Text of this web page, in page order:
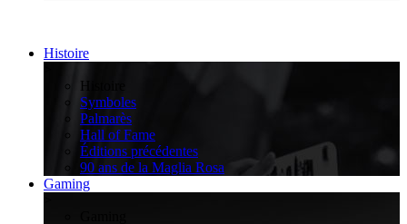
Histoire
Histoire
Symboles
Palmarès
Hall of Fame
Éditions précédentes
90 ans de la Maglia Rosa
Gaming